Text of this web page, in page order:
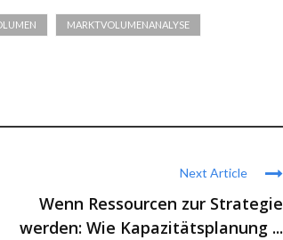
MARKTVOLUMENANALYSE
Next Article
Wenn Ressourcen zur Strategie
werden: Wie Kapazitätsplanung ...